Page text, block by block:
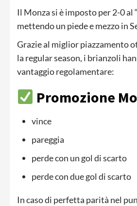
Il Monza si è imposto per 2-0 al
mettendo un piede e mezzo in
Grazie al miglior piazzamento
la regular season, i brianzoli
vantaggio regolamentare:
Promozione
vince
pareggia
perde con un gol di scarto
perde con due gol di scarto
In caso di perfetta parità nel